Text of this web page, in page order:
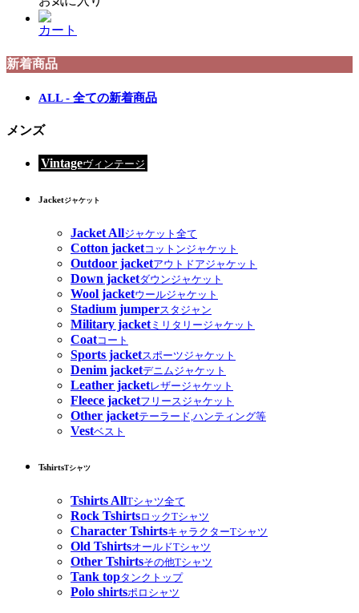
カート
新着商品
ALL - 全ての新着商品
メンズ
Vintageヴィンテージ
Jacketジャケット
Jacket Allジャケット全て
Cotton jacketコットンジャケット
Outdoor jacketアウトドアジャケット
Down jacketダウンジャケット
Wool jacketウールジャケット
Stadium jumperスタジャン
Military jacketミリタリージャケット
Coatコート
Sports jacketスポーツジャケット
Denim jacketデニムジャケット
Leather jacketレザージャケット
Fleece jacketフリースジャケット
Other jacketテーラード,ハンティング等
Vestベスト
TshirtsTシャツ
Tshirts AllTシャツ全て
Rock TshirtsロックTシャツ
Character TshirtsキャラクターTシャツ
Old TshirtsオールドTシャツ
Other Tshirtsその他Tシャツ
Tank topタンクトップ
Polo shirtsポロシャツ